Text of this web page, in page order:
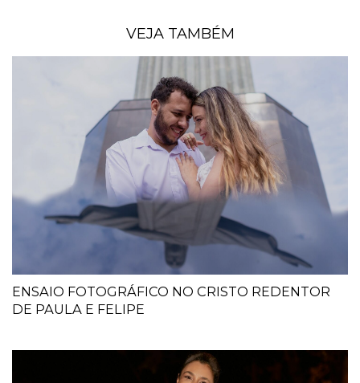
VEJA TAMBÉM
ENSAIO FOTOGRÁFICO NO CRISTO REDENTOR
DE PAULA E FELIPE